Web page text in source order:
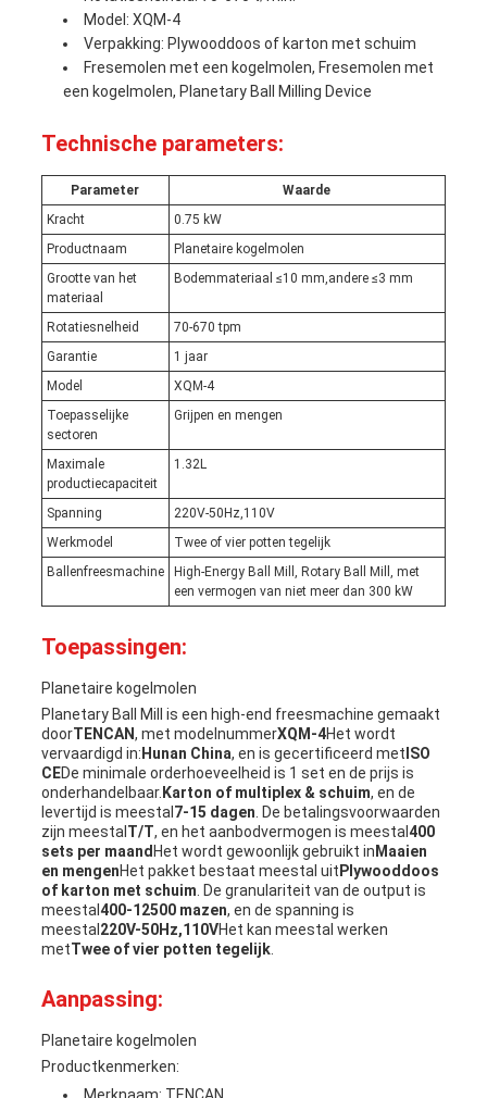
Model: XQM-4
Verpakking: Plywooddoos of karton met schuim
Fresemolen met een kogelmolen, Fresemolen met
een kogelmolen, Planetary Ball Milling Device
Technische parameters:
Parameter
Waarde
Kracht
0.75 kW
Productnaam
Planetaire kogelmolen
Grootte van het
materiaal
Bodemmateriaal ≤10 mm,andere ≤3 mm
Rotatiesnelheid
70-670 tpm
Garantie
1 jaar
Model
XQM-4
Toepasselijke
sectoren
Grijpen en mengen
Maximale
productiecapaciteit
1.32L
Spanning
220V-50Hz,110V
Werkmodel
Twee of vier potten tegelijk
Ballenfreesmachine
High-Energy Ball Mill, Rotary Ball Mill, met
een vermogen van niet meer dan 300 kW
Toepassingen:
Planetaire kogelmolen
Planetary Ball Mill is een high-end freesmachine gemaakt
doorTENCAN, met modelnummerXQM-4Het wordt
vervaardigd in: Hunan China, en is gecertificeerd met ISO
CEDe minimale orderhoeveelheid is 1 set en de prijs is
onderhandelbaar. Karton of multiplex & schuim, en de
levertijd is meestal 7-15 dagen . De betalingsvoorwaarden
zijn meestal T/T, en het aanbodvermogen is meestal 400
sets per maand Het wordt gewoonlijk gebruikt in Maaien
en mengenHet pakket bestaat meestal uit Plywooddoos
of karton met schuim . De granulariteit van de output is
meestal 400-12500 mazen, en de spanning is
meestal 220V-50Hz,110VHet kan meestal werken
metTwee of vier potten tegelijk.
Aanpassing:
Planetaire kogelmolen
Productkenmerken:
Merknaam: TENCAN